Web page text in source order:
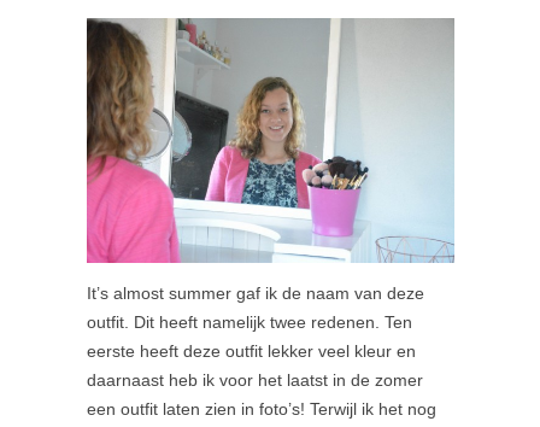
It’s almost summer gaf ik de naam van deze
outfit. Dit heeft namelijk twee redenen. Ten
eerste heeft deze outfit lekker veel kleur en
daarnaast heb ik voor het laatst in de zomer
een outfit laten zien in foto’s! Terwijl ik het nog